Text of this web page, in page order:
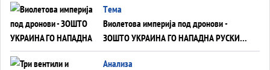
Tема
Виолетова империја под дронови -
ЗОШТО УКРАИНА ГО НАПАДНА РУСКИОТ
WILDBERRIES
Aнализа